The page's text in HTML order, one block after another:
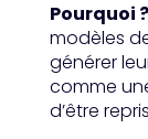
Pourquoi ?
modèles
générer
comme
d’être